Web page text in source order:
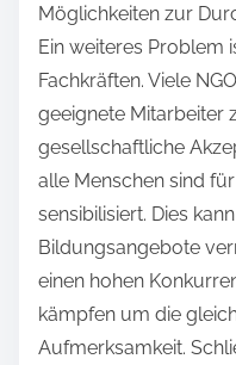
Möglichkeiten zur
Ein weiteres Problem
Fachkräften. Viele
geeignete Mitarbeiter
gesellschaftliche
alle Menschen sind
sensibilisiert. Dies
Bildungsangebote
einen hohen
kämpfen um die
Aufmerksamkeit.